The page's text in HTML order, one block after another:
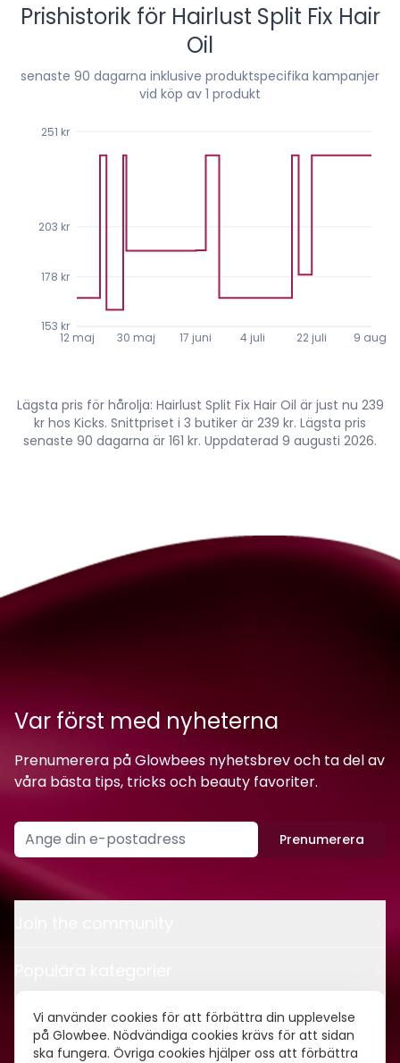
Vi använder cookies för att förbättra din upplevelse
på Glowbee. Nödvändiga cookies krävs för att sidan
ska fungera. Övriga cookies hjälper oss att förbättra
Prishistorik för Hairlust Split Fix Hair
Oil
senaste 90 dagarna inklusive produktspecifika kampanjer
vid köp av 1 produkt
12 maj 30 maj 17 juni 4 juli 22 juli 9 aug.
153 kr
178 kr
203 kr
251 kr
Lägsta pris för hårolja: Hairlust Split Fix Hair Oil är just nu 239
kr hos Kicks. Snittpriset i 3 butiker är 239 kr. Lägsta pris
senaste 90 dagarna är 161 kr. Uppdaterad 9 augusti 2026.
Var först med nyheterna
Prenumerera på Glowbees nyhetsbrev och ta del av
våra bästa tips, tricks och beauty favoriter.
Prenumerera
Kontakt